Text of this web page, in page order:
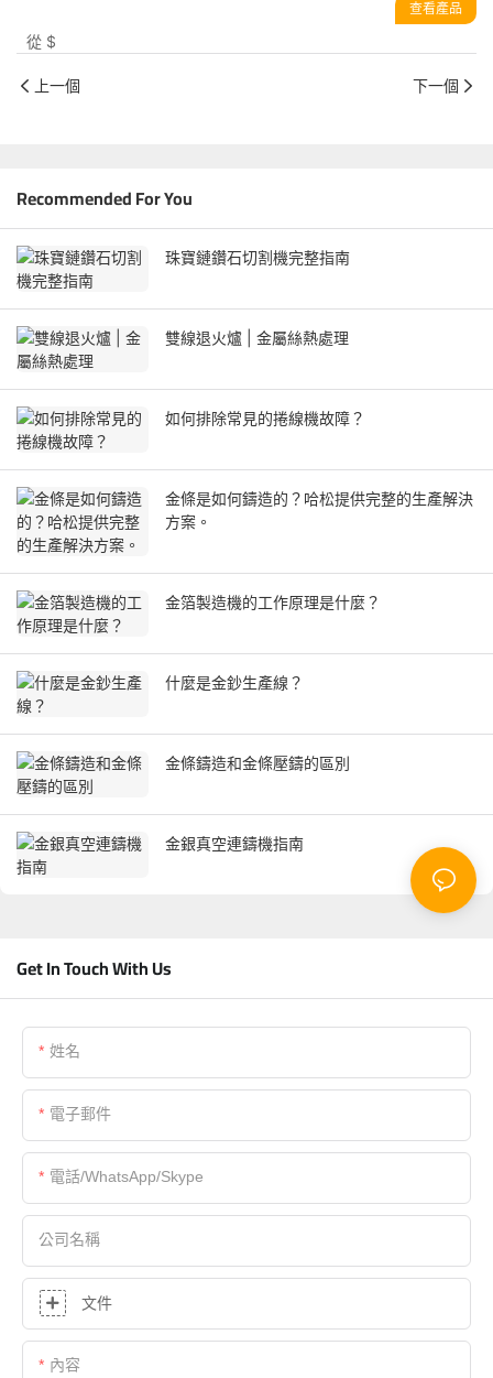
從 $
查看產品
上一個 下一個
Recommended For You
珠寶鏈鑽石切割機完整指南
雙線退火爐 | 金屬絲熱處理
如何排除常見的捲線機故障？
金條是如何鑄造的？哈松提供完整的生產解決
方案。
金箔製造機的工作原理是什麼？
什麼是金鈔生產線？
金條鑄造和金條壓鑄的區別
金銀真空連鑄機指南
Get In Touch With Us
姓名
電子郵件
電話/WhatsApp/Skype
公司名稱
文件
內容